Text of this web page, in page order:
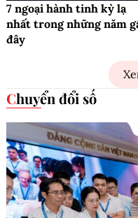
7 ngoại hành tinh kỳ lạ
nhất trong những năm
đây
Chuyển đổi số